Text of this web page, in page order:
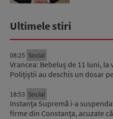
Ultimele stiri
08:25 Social
Vrancea: Bebeluș de 11 luni,
Polițiștii au deschis un dosar
18:53 Social
Instanța Supremă i-a
firme din Constanța, acuzate